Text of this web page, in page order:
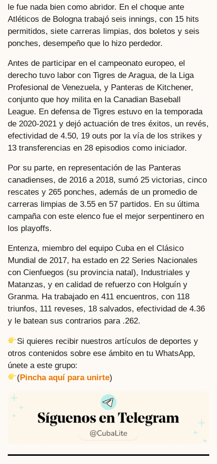
le fue nada bien como abridor. En el choque ante
Atléticos de Bologna trabajó seis innings, con 15 hits
permitidos, siete carreras limpias, dos boletos y seis
ponches, desempeño que lo hizo perdedor.
Antes de participar en el campeonato europeo, el
derecho tuvo labor con Tigres de Aragua, de la Liga
Profesional de Venezuela, y Panteras de Kitchener,
conjunto que hoy milita en la Canadian Baseball
League. En defensa de Tigres estuvo en la temporada
de 2020-2021 y dejó actuación de tres éxitos, un revés,
efectividad de 4.50, 19 outs por la vía de los strikes y
13 transferencias en 28 episodios como iniciador.
Por su parte, en representación de las Panteras
canadienses, de 2016 a 2018, sumó 25 victorias, cinco
rescates y 265 ponches, además de un promedio de
carreras limpias de 3.55 en 57 partidos. En su última
campaña con este elenco fue el mejor serpentinero en
los playoffs.
Entenza, miembro del equipo Cuba en el Clásico
Mundial de 2017, ha estado en 22 Series Nacionales
con Cienfuegos (su provincia natal), Industriales y
Matanzas, y en calidad de refuerzo con Holguín y
Granma. Ha trabajado en 411 encuentros, con 118
triunfos, 111 reveses, 18 salvados, efectividad de 4.36
y le batean sus contrarios para .262.
Si quieres recibir nuestros artículos de deportes y
otros contenidos sobre ese ámbito en tu WhatsApp,
únete a este grupo:
(Pincha aquí para unirte)